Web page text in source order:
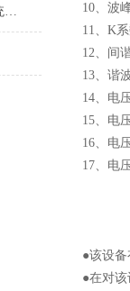
T-Energy能耗监测分析管理系统：企业能源管理的智能助手
10、波
11、K
12、间
13、谐
14、电
15、电
16、电
17、电
●该设
●在对